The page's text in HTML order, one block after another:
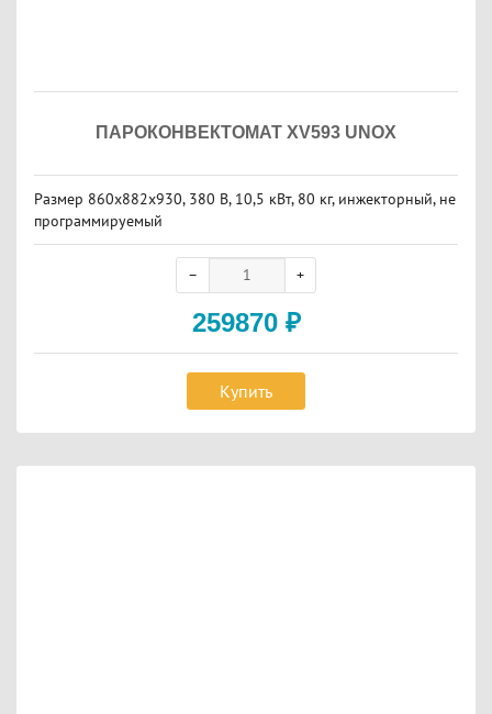
ПАРОКОНВЕКТОМАТ XV593 UNOX
Размер 860х882х930, 380 В, 10,5 кВт, 80 кг, инжекторный, не
программируемый
259870 ₽
Купить